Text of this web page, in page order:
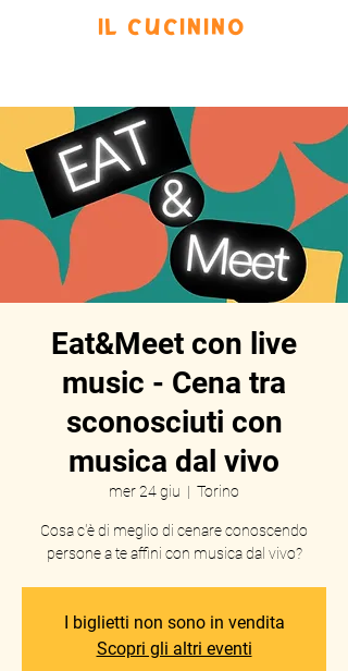
IL CUCININO
Eat&Meet con live
music - Cena tra
sconosciuti con
musica dal vivo
mer 24 giu
  |
Torino
Cosa c'è di meglio di cenare conoscendo
persone a te affini con musica dal vivo?
I biglietti non sono in vendita
Scopri gli altri eventi